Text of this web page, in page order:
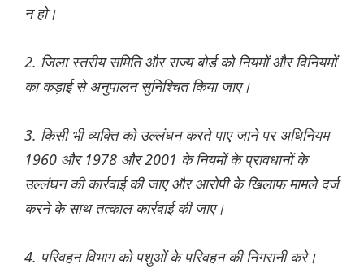
न हो।
2. जिला स्तरीय समिति और राज्य बोर्ड को नियमों और विनियमों
का कड़ाई से अनुपालन सुनिश्चित किया जाए।
3. किसी भी व्यक्ति को उल्लंघन करते पाए जाने पर अधिनियम
1960 और 1978 और 2001 के नियमों के प्रावधानों के
उल्लंघन की कार्रवाई की जाए और आरोपी के खिलाफ मामले दर्ज
करने के साथ तत्काल कार्रवाई की जाए।
4. परिवहन विभाग को पशुओं के परिवहन की निगरानी करे।